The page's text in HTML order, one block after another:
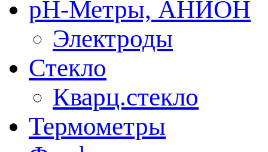
рН-Метры, АНИОН
Электроды
Стекло
Кварц.стекло
Термометры